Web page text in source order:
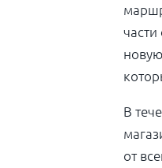
В
от